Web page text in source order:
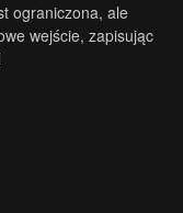
ograniczona, ale
wejście, zapisując